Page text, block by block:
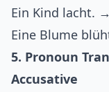
Ein Kind lacht. →
Eine Blume
5. Pronoun
Accusative